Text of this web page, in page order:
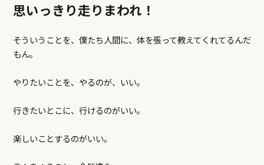
思いっきり走りまわれ！
そういうことを、僕たち人間に、体を張って教えてくれてるんだ
もん。
やりたいことを、やるのが、いい。
行きたいとこに、行けるのがいい。
楽しいことするのがいい。